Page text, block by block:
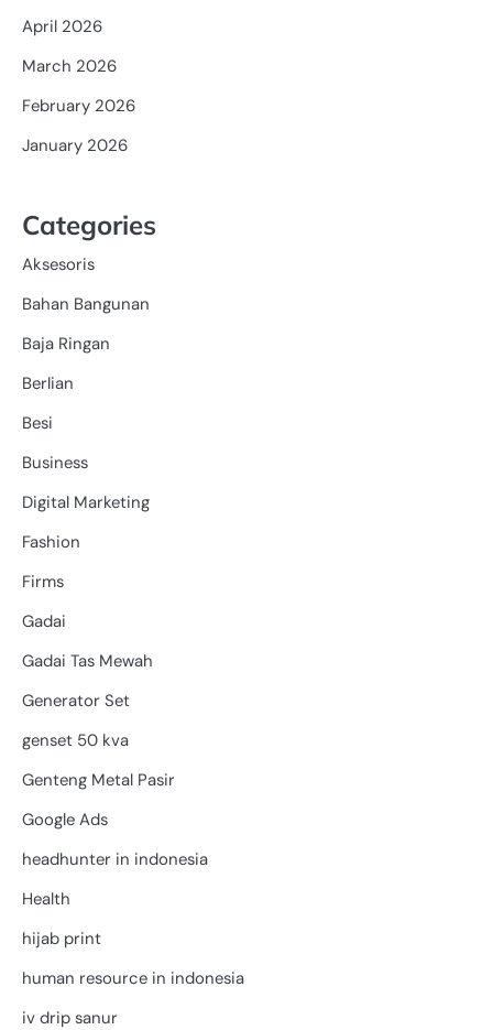
April 2026
March 2026
February 2026
January 2026
Categories
Aksesoris
Bahan Bangunan
Baja Ringan
Berlian
Besi
Business
Digital Marketing
Fashion
Firms
Gadai
Gadai Tas Mewah
Generator Set
genset 50 kva
Genteng Metal Pasir
Google Ads
headhunter in indonesia
Health
hijab print
human resource in indonesia
iv drip sanur